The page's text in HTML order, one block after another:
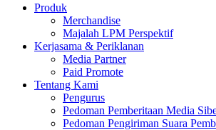
Produk
Merchandise
Majalah LPM Perspektif
Kerjasama & Periklanan
Media Partner
Paid Promote
Tentang Kami
Pengurus
Pedoman Pemberitaan Media
Pedoman Pengiriman Suara